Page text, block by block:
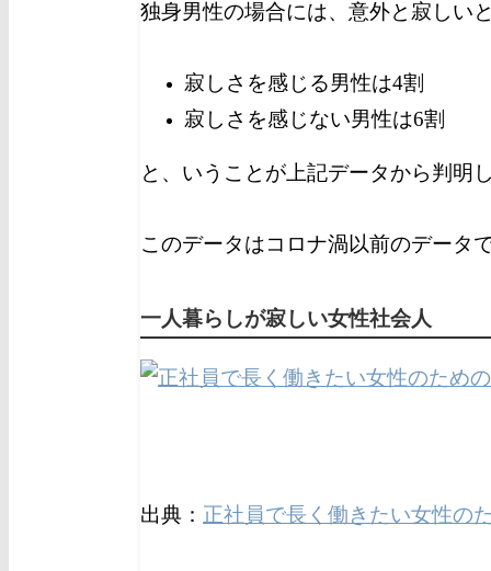
独身男性の場合には、意外と寂しい
寂しさを感じる男性は4割
寂しさを感じない男性は6割
と、いうことが上記データから判明
このデータはコロナ渦以前のデータ
一人暮らしが寂しい女性社会人
出典： 正社員で長く働きたい女性の